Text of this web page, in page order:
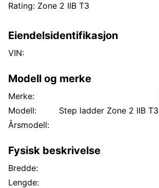
Rating: Zone 2 IIB T3
Eiendelsidentifikasjon
VIN:
Modell og merke
Merke:
Modell:
Step ladder Zone 2 IIB
Årsmodell:
Fysisk beskrivelse
Bredde:
Lengde: